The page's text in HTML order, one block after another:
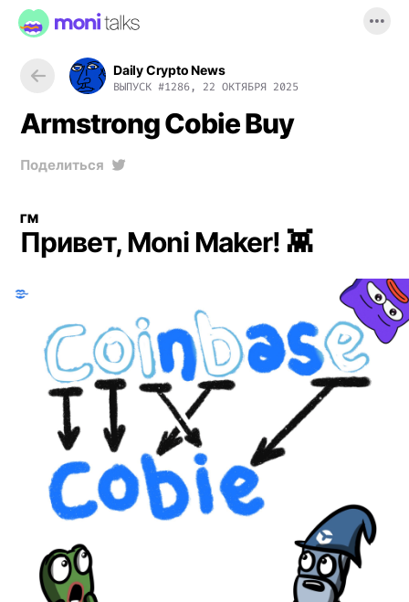
Daily Crypto News
ВЫПУСК #1286, 22 ОКТЯБРЯ 2025
Armstrong Cobie Buy
Поделиться
ГМ
Привет, Moni Maker! 👾